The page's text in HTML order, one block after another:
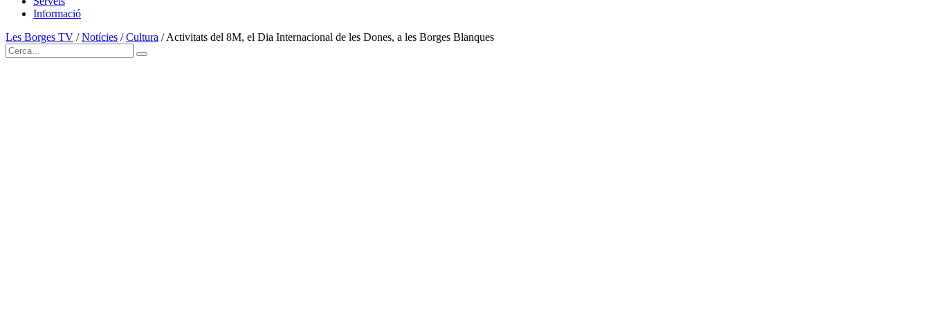
Informació
Les Borges TV /Notícies /Cultura /Activitats del 8M, el Dia Internacional de les Dones, a les Borges Blanques